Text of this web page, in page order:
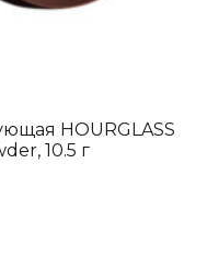
HOURGLASS
10.5 г